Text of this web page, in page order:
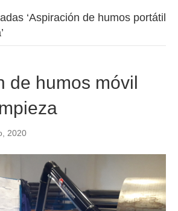
‘Aspiración de humos portátil
de humos móvil
2020